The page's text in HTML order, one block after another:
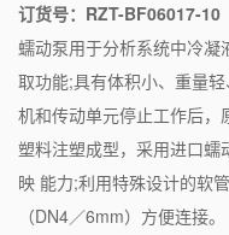
订货号：RZT-BF06017-10
蠕动泵用于分析系统中冷凝
取功能;具有体积小、重量
机和传动单元停止工作后
塑料注塑成型，采用进口蠕
映 能力;利用特殊设计的软
（DN4／6mm）方便连接。